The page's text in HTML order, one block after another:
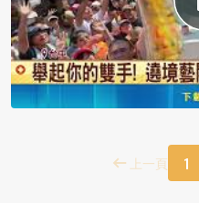
上一頁 1